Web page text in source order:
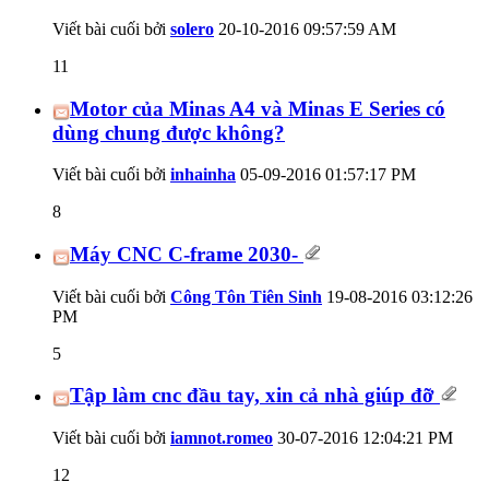
Viết bài cuối bởi solero 20-10-2016 09:57:59 AM
11
Motor của Minas A4 và Minas E Series có
dùng chung được không?
Viết bài cuối bởi inhainha 05-09-2016 01:57:17 PM
8
Máy CNC C-frame 2030-
Viết bài cuối bởi Công Tôn Tiên Sinh 19-08-2016 03:12:26
PM
5
Tập làm cnc đầu tay, xin cả nhà giúp đỡ
Viết bài cuối bởi iamnot.romeo 30-07-2016 12:04:21 PM
12